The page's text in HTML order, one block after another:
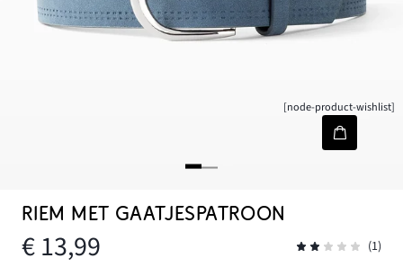
[node-product-wishlist]
RIEM MET GAATJESPATROON
€ 13,99
(1)